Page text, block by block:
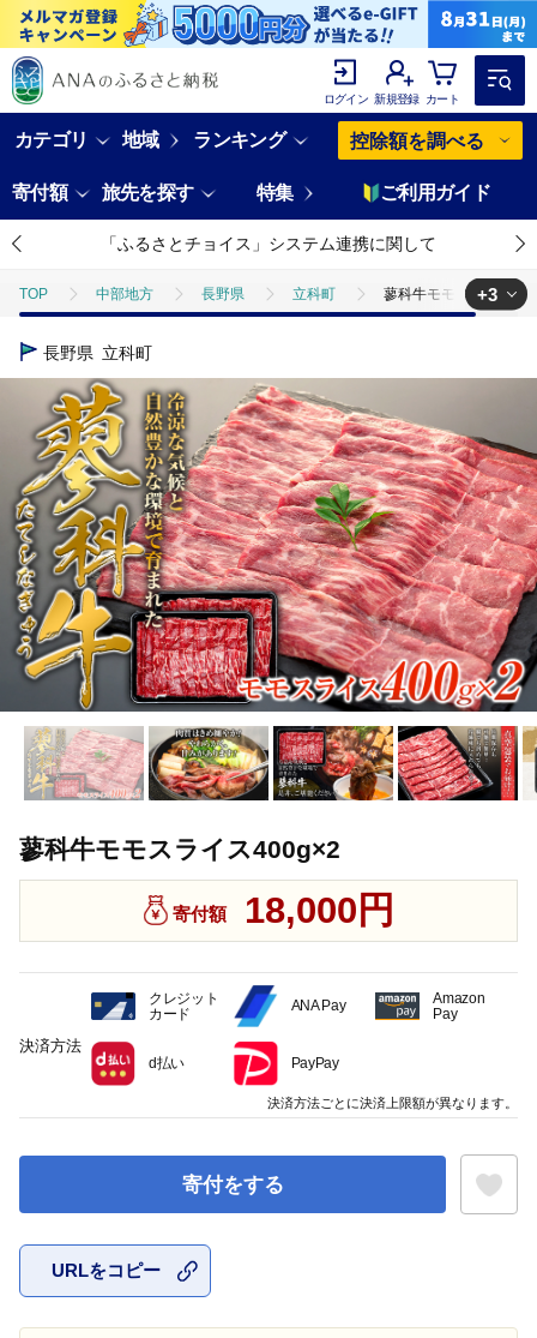
ログイン 新規登録 カート
カテゴリ 地域 ランキング 控除額を調べる
寄付額 旅先を探す 特集 ご利用ガイド
「ふるさとチョイス」システム連携に関して
TOP 中部地方 長野県 立科町 蓼科牛モモスライス
TOP
肉 牛肉 蓼科牛モモスライス400g×2
TOP 肉 牛肉 すき焼き(牛肉) 蓼科牛モモスライス
+3
長野県 立科町
蓼科牛モモスライス400g×2
寄付額 18,000円
寄付をする
URLをコピー
決済方法
クレジット
カード
ANA Pay
Amazon
Pay
d払い PayPay
決済方法ごとに決済上限額が異なります。